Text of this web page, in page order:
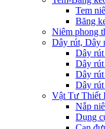
Tem
Băng
Niêm phong
Dây rút, Dây
Dây rút
Dây
Dây
Dây
Vật Tư Thiết
Nắp
Dụng